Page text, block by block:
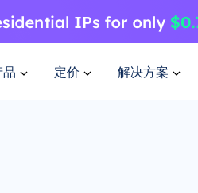
品 定价 解决方案